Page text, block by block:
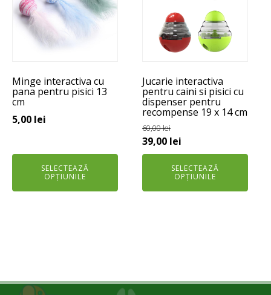
Minge interactiva cu
pana pentru pisici 13
cm
5,00 lei
SELECTEAZĂ
OPȚIUNILE
mai
multe
variații.
Opțiunile
fi
alese
în
pagina
Jucarie interactiva
pentru caini si pisici cu
dispenser pentru
recompense 19 x 14 cm
60,00lei
Prețul
inițial
39,00 lei
curent
este:
39,00 lei.
SELECTEAZĂ
OPȚIUNILE
multe
variații.
Opțiunile
fi
alese
în
pagina
produsului.